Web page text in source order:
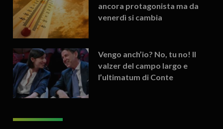
ancora protagonista ma da
venerdì si cambia
Vengo anch’io? No, tu no! Il
valzer del campo largo e
l’ultimatum di Conte